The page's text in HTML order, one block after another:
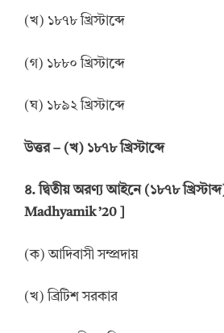
(খ) ১৮৭৮ খ্রিস্টাব্দে
(গ) ১৮৮০ খ্রিস্টাব্দে
(ঘ) ১৮৯২ খ্রিস্টাব্দে
উত্তর– (খ) ১৮৭৮ খ্রিস্টাব্দে
৪. দ্বিতীয় অরণ্য আইনে (১৮৭৮
Madhyamik ’20 ]
(ক) আদিবাসী সম্প্রদায়
(খ) ব্রিটিশ সরকার